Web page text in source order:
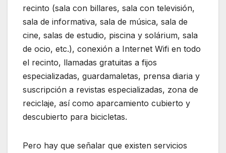
recinto (sala con billares, sala con televisión,
sala de informativa, sala de música, sala de
cine, salas de estudio, piscina y solárium, sala
de ocio, etc.), conexión a Internet Wifi en todo
el recinto, llamadas gratuitas a fijos
especializadas, guardamaletas, prensa diaria y
suscripción a revistas especializadas, zona de
reciclaje, así como aparcamiento cubierto y
descubierto para bicicletas.
Pero hay que señalar que existen servicios